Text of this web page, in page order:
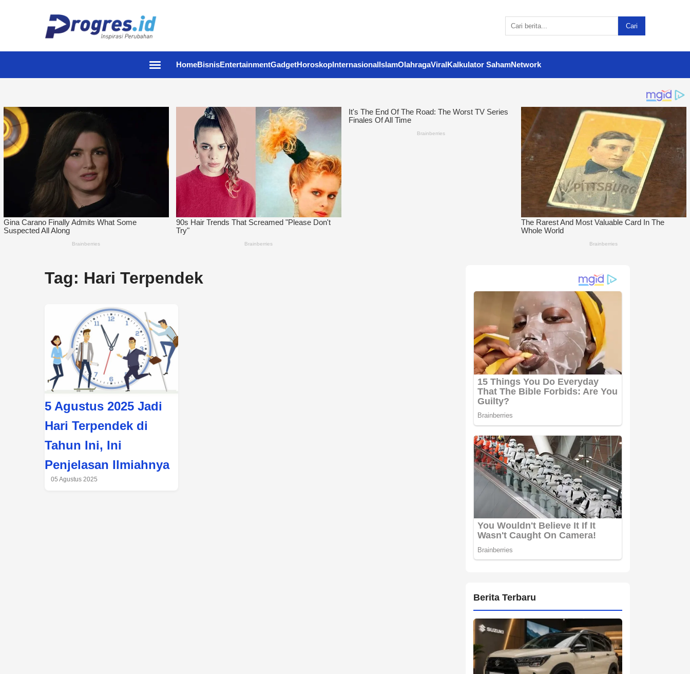
Cari
HomeBisnisEntertainmentGadgetHoroskopInternasionalIslamOlahragaViralKalkulator SahamNetwork
Tag: Hari Terpendek
5 Agustus 2025 Jadi
Hari Terpendek di
Tahun Ini, Ini
Penjelasan Ilmiahnya
05 Agustus 2025
Berita Terbaru